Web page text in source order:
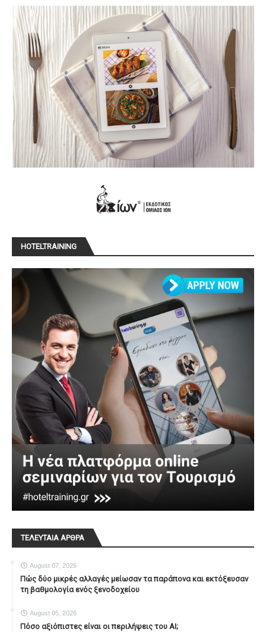
HOTELTRAINING
ΤΕΛΕΥΤΑΙΑ ΑΡΘΡΑ
August 07, 2026
Πώς δύο μικρές αλλαγές μείωσαν τα παράπονα και εκτόξευσαν
τη βαθμολογία ενός ξενοδοχείου
August 05, 2026
Πόσο αξιόπιστες είναι οι περιλήψεις του ΑΙ;